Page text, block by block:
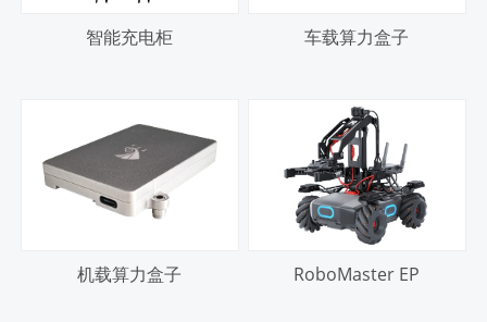
智能充电柜 车载算力盒子
机载算力盒子 RoboMaster EP